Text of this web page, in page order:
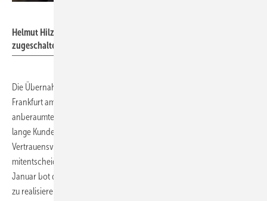
Helmut Hilzinger ist im Pressegespräch live aus Frankfurt
zugeschaltet.
Die Übernahme wurde durch die Unterzeichnung der Verträge in
Frankfurt am 16.05. besiegelt. Helmut Hilzinger betont spontan
anberaumten Pressegespräch einen Tag später: „Wir waren schon
lange Kunde von rubo und hatten daher von Anfang an ein gutes
Vertrauensverhältnis.“ Diese langjährige Beziehung war
mitentscheidend für die Übernahme. Die Insolvenz von rubo im
Januar bot die Möglichkeit, die Übernahme über eine Planinsolvenz
zu realisieren.